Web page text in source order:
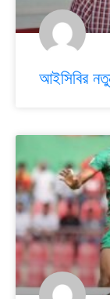
আইসিবির